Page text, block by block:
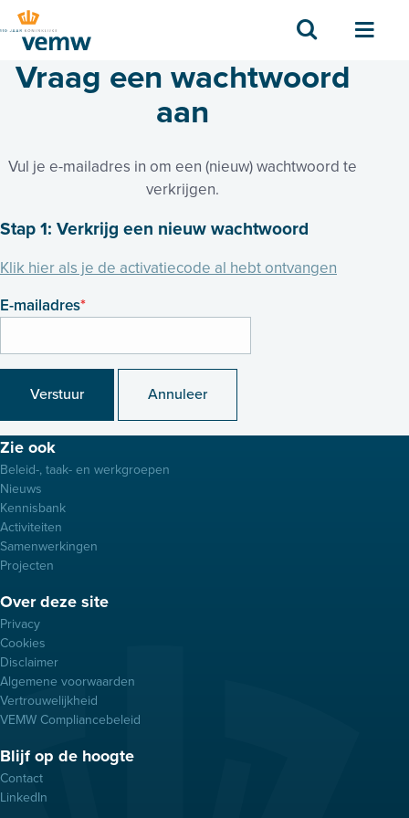
Zoek
Vraag een wachtwoord
aan
Vul je e-mailadres in om een (nieuw) wachtwoord te
verkrijgen.
Stap 1: Verkrijg een nieuw wachtwoord
Klik hier als je de activatiecode al hebt ontvangen
E-mailadres*
Verstuur Annuleer
Footer
menu
Zie ook
Beleid-, taak- en werkgroepen
Nieuws
Kennisbank
Activiteiten
Samenwerkingen
Projecten
Over deze site
Privacy
Cookies
Disclaimer
Algemene voorwaarden
Vertrouwelijkheid
VEMW Compliancebeleid
Blijf op de hoogte
Contact
LinkedIn